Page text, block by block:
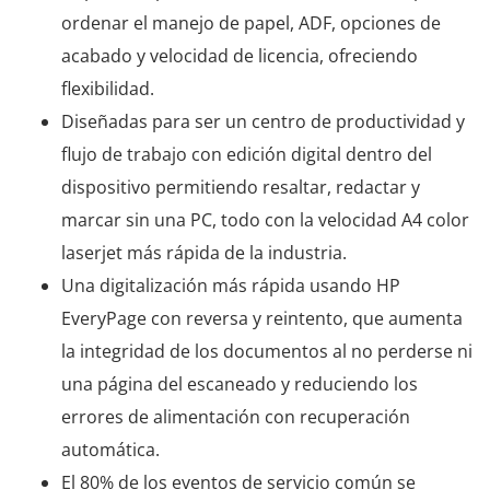
ordenar el manejo de papel, ADF, opciones de
acabado y velocidad de licencia, ofreciendo
flexibilidad.
Diseñadas para ser un centro de productividad y
flujo de trabajo con edición digital dentro del
dispositivo permitiendo resaltar, redactar y
marcar sin una PC, todo con la velocidad A4 color
laserjet más rápida de la industria.
Una digitalización más rápida usando HP
EveryPage con reversa y reintento, que aumenta
la integridad de los documentos al no perderse ni
una página del escaneado y reduciendo los
errores de alimentación con recuperación
automática.
El 80% de los eventos de servicio común se